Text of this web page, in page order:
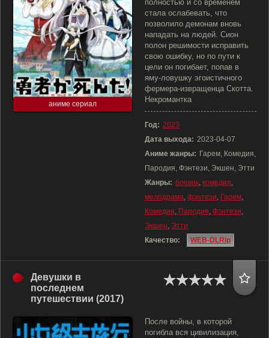
аниме сериал
полностью и со временем
стала ослабевать, что
позволило демонам вновь
нападать на людей. Сион
полон решимости исправить
свою ошибку, но по пути к
цели он погибает, попав в
яму-ловушку эгоистичного
фермера-извращенца Скотта.
Некромантка
Год: 2023
Дата выхода: 2023-04-07
Аниме жанры: Гарем, Комедия,
Пародия, Фэнтези, Экшен, Этти
Жанры: боевик, комедия,
мелодрама, фэнтези, Гарем,
Комедия, Пародия, Фэнтези,
Экшен, Этти
Качество:
WEB-DLRip
Девушки в
последнем
путешествии (2017)
После войны, в которой
погибла вся цивилизация,